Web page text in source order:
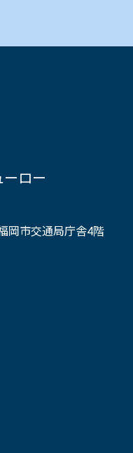
ーロー
岡市交通局庁舎4階